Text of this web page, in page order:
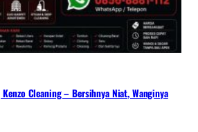
Cleaning – Bersihnya Niat, Wanginya